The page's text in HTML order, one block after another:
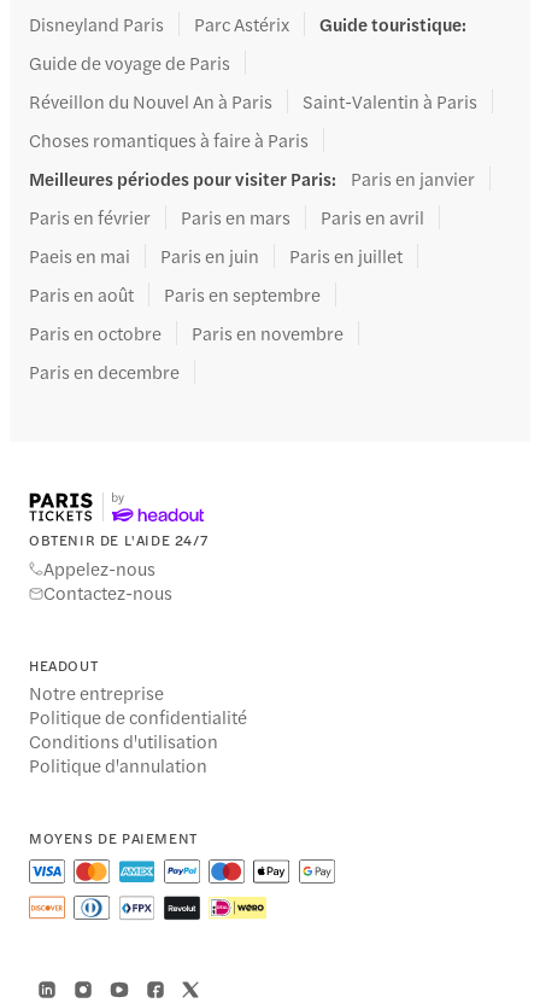
Disneyland Paris
Parc Astérix Guide touristique:
Guide de voyage de Paris
Réveillon du Nouvel An à Paris
Saint-Valentin à Paris
Choses romantiques à faire à Paris
Meilleures périodes pour visiter Paris:
Paris en janvier
Paris en février
Paris en mars
Paris en avril
Paeis en mai
Paris en juin
Paris en juillet
Paris en août
Paris en septembre
Paris en octobre
Paris en novembre
Paris en decembre
OBTENIR DE L'AIDE 24/7
Appelez-nous
Contactez-nous
HEADOUT
Notre entreprise
Politique de confidentialité
Conditions d'utilisation
Politique d'annulation
MOYENS DE PAIEMENT